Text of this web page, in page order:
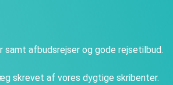
afbudsrejser og gode rejsetilbud.
skrevet af vores dygtige skribenter.